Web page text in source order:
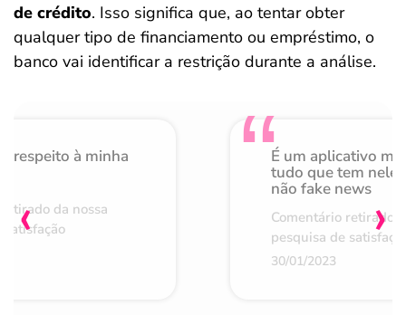
de crédito. Isso significa que, ao tentar obter
qualquer tipo de financiamento ou empréstimo, o
banco vai identificar a restrição durante a análise.
respeito à minha
da nossa
É um aplicativo
tudo que tem nele
não fake news
Comentário retirado
pesquisa de
30/01/2023
‹ ›